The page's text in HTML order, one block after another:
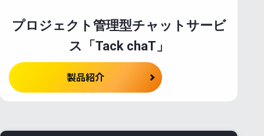
プロジェクト管理型チャットサービ
ス「Tack chaT」
製品紹介